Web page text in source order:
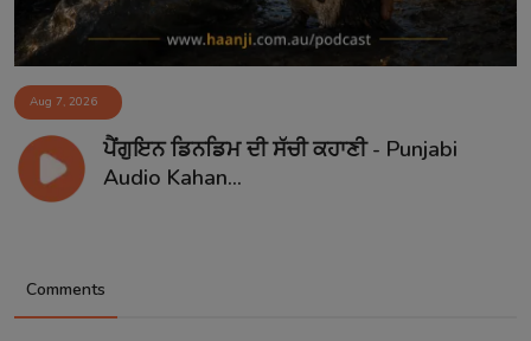
Aug 7, 2026
ਪੈਂਗੁਇਨ ਡਿਨਡਿਮ ਦੀ ਸੱਚੀ ਕਹਾਣੀ - Punjabi
Audio Kahan...
Comments